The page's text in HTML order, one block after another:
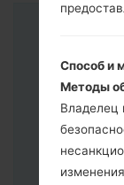
Способ и
Методы
Владелец